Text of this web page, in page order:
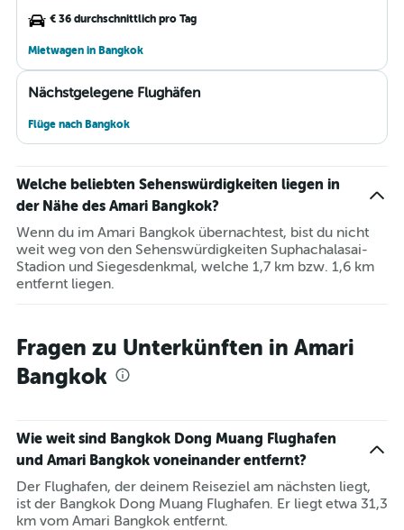
€ 36 durchschnittlich pro Tag
Mietwagen in Bangkok
Nächstgelegene Flughäfen
Flüge nach Bangkok
Welche beliebten Sehenswürdigkeiten liegen in
der Nähe des Amari Bangkok?
Wenn du im Amari Bangkok übernachtest, bist du nicht
weit weg von den Sehenswürdigkeiten Suphachalasai-
Stadion und Siegesdenkmal, welche 1,7 km bzw. 1,6 km
entfernt liegen.
Fragen zu Unterkünften in Amari
Bangkok
Wie weit sind Bangkok Dong Muang Flughafen
und Amari Bangkok voneinander entfernt?
Der Flughafen, der deinem Reiseziel am nächsten liegt,
ist der Bangkok Dong Muang Flughafen. Er liegt etwa 31,3
km vom Amari Bangkok entfernt.